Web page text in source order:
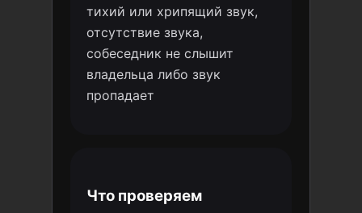
тихий или хрипящий звук,
отсутствие звука,
собеседник не слышит
владельца либо звук
пропадает
Что проверяем